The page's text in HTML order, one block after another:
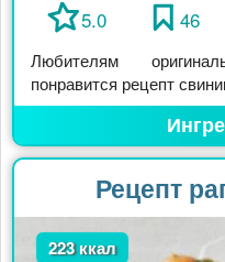
5.0 46
Любителям
понравится рецепт
Рецепт
223 ккал